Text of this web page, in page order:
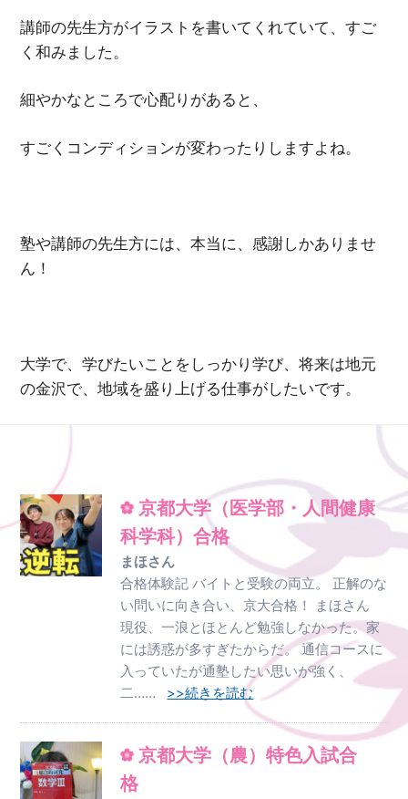
講師の先生方がイラストを書いてくれていて、すご
く和みました。
細やかなところで心配りがあると、
すごくコンディションが変わったりしますよね。
塾や講師の先生方には、本当に、感謝しかありませ
ん！
大学で、学びたいことをしっかり学び、将来は地元
の金沢で、地域を盛り上げる仕事がしたいです。
京都大学（医学部・人間健康
科学科）合格
まほさん
合格体験記 バイトと受験の両立。 正解のな
い問いに向き合い、京大合格！ まほさん
現役、一浪とほとんど勉強しなかった。家
には誘惑が多すぎたからだ。 通信コースに
入っていたが通塾したい思いが強く、
二…… >>続きを読む
京都大学（農）特色入試合
格